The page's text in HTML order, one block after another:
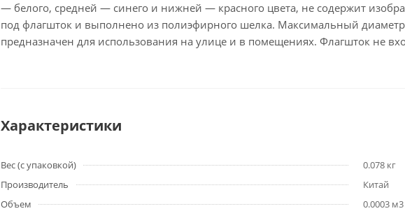
— белого, средней — синего и нижней — красного цвета, не содержит
под флагшток и выполнено из полиэфирного шелка. Максимальный
предназначен для использования на улице и в помещениях. Флагшток не
Характеристики
Вес (с упаковкой)
0.078 кг
Производитель
Китай
Объем
0.0003 м3